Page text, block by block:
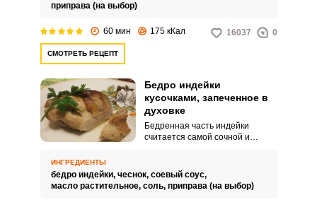
приправа (на выбор)
60 мин 175 кКал 16037 0
СМОТРЕТЬ РЕЦЕПТ
Бедро индейки
кусочками, запеченное в
духовке
Бедренная часть индейки
считается самой сочной и
подавать к домашнему столу.
ИНГРЕДИЕНТЫ
бедро индейки, чеснок, соевый соус,
масло растительное, соль, приправа (на выбор)